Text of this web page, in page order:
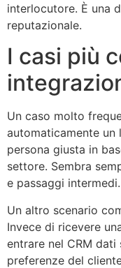
interlocutore. È una
reputazionale.
I casi più
Un caso molto
automaticamente un
persona giusta in
settore. Sembra
e passaggi intermedi.
Un altro scenario
Invece di ricevere
entrare nel CRM
preferenze del